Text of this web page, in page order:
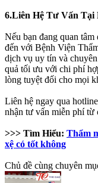
6.Liên Hệ Tư Vấn Tại
Nếu bạn đang quan
đến với Bệnh Viện
dịch vụ uy tín và
quả tối ưu với chi phí
lòng tuyệt đối cho mọi
Liên hệ ngay qua
nhận tư vấn miễn phí từ
>>> Tìm Hiểu: Thẩm
xệ có tốt không
Chủ đề cùng chuyên